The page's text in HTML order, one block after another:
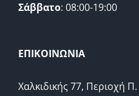
Σάββατο: 08:00-19:00
ΕΠΙΚΟΙΝΩΝΙΑ
Χαλκιδικής 77, Περιοχή